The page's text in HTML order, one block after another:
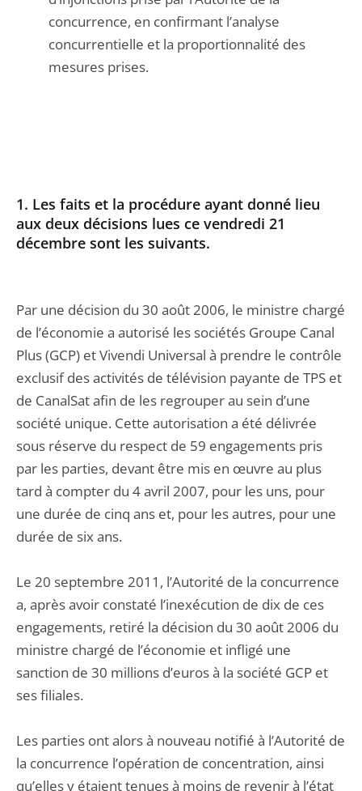
concurrence, en confirmant l’analyse
concurrentielle et la proportionnalité des
mesures prises.
1. Les faits et la procédure ayant donné lieu
aux deux décisions lues ce vendredi 21
décembre sont les suivants.
Par une décision du 30 août 2006, le ministre chargé
de l’économie a autorisé les sociétés Groupe Canal
Plus (GCP) et Vivendi Universal à prendre le contrôle
exclusif des activités de télévision payante de TPS et
de CanalSat afin de les regrouper au sein d’une
société unique. Cette autorisation a été délivrée
sous réserve du respect de 59 engagements pris
par les parties, devant être mis en œuvre au plus
tard à compter du 4 avril 2007, pour les uns, pour
une durée de cinq ans et, pour les autres, pour une
durée de six ans.
Le 20 septembre 2011, l’Autorité de la concurrence
a, après avoir constaté l’inexécution de dix de ces
engagements, retiré la décision du 30 août 2006 du
ministre chargé de l’économie et infligé une
sanction de 30 millions d’euros à la société GCP et
ses filiales.
Les parties ont alors à nouveau notifié à l’Autorité de
la concurrence l’opération de concentration, ainsi
qu’elles y étaient tenues à moins de revenir à l’état